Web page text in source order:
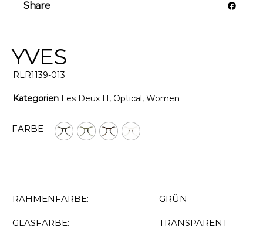
Share
YVES
RLR1139-013
Kategorien Les Deux H , Optical , Women
FARBE
RAHMENFARBE: GRÜN
GLASFARBE: TRANSPARENT